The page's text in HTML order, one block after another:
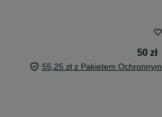
50 zł
55,25 zł z Pakietem Ochronnym